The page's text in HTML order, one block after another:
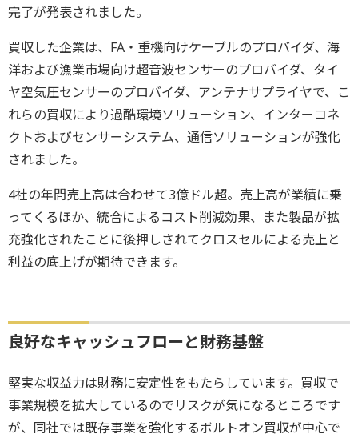
完了が発表されました。
買収した企業は、FA・重機向けケーブルのプロバイダ、海
洋および漁業市場向け超音波センサーのプロバイダ、タイ
ヤ空気圧センサーのプロバイダ、アンテナサプライヤで、こ
れらの買収により過酷環境ソリューション、インターコネ
クトおよびセンサーシステム、通信ソリューションが強化
されました。
4社の年間売上高は合わせて3億ドル超。売上高が業績に乗
ってくるほか、統合によるコスト削減効果、また製品が拡
充強化されたことに後押しされてクロスセルによる売上と
利益の底上げが期待できます。
良好なキャッシュフローと財務基盤
堅実な収益力は財務に安定性をもたらしています。買収で
事業規模を拡大しているのでリスクが気になるところです
が、同社では既存事業を強化するボルトオン買収が中心で